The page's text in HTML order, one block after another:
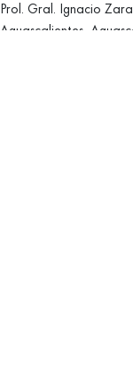
Prol. Gral. Ignacio
Aguascalientes,